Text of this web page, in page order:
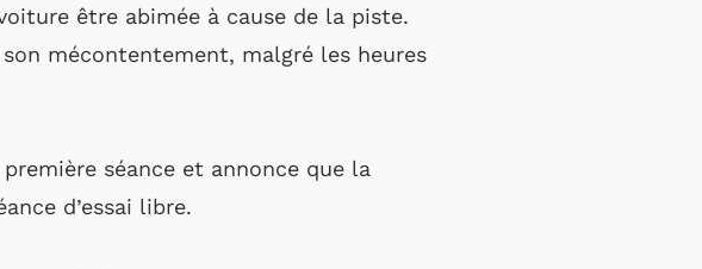
être abimée à cause de la piste.
mécontentement, malgré les heures
séance et annonce que la
d’essai libre.